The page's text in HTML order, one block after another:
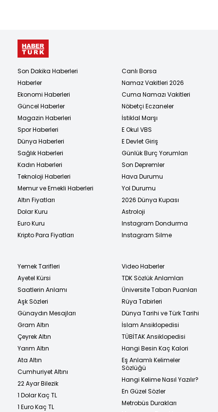
Son Dakika Haberleri
Haberler
Ekonomi Haberleri
Güncel Haberler
Magazin Haberleri
Spor Haberleri
Dünya Haberleri
Sağlık Haberleri
Kadın Haberleri
Teknoloji Haberleri
Memur ve Emekli Haberleri
Altın Fiyatları
Dolar Kuru
Euro Kuru
Kripto Para Fiyatları
Canlı Borsa
Namaz Vakitleri 2026
Cuma Namazı Vakitleri
Nöbetçi Eczaneler
İstiklal Marşı
E Okul VBS
E Devlet Giriş
Günlük Burç Yorumları
Son Depremler
Hava Durumu
Yol Durumu
2026 Dünya Kupası
Astroloji
Instagram Dondurma
Instagram Silme
Yemek Tarifleri
Ayetel Kürsi
Saatlerin Anlamı
Aşk Sözleri
Günaydın Mesajları
Gram Altın
Çeyrek Altın
Yarım Altın
Ata Altın
Cumhuriyet Altını
22 Ayar Bilezik
1 Dolar Kaç TL
1 Euro Kaç TL
Video Haberler
TDK Sözlük Anlamları
Üniversite Taban Puanları
Rüya Tabirleri
Dünya Tarihi ve Türk Tarihi
İslam Ansiklopedisi
TÜBİTAK Ansiklopedisi
Hangi Besin Kaç Kalori
Eş Anlamlı Kelimeler
Sözlüğü
Hangi Kelime Nasıl Yazılır?
En Güzel Sözler
Metrobüs Durakları